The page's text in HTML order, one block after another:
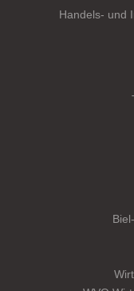
Handels- und